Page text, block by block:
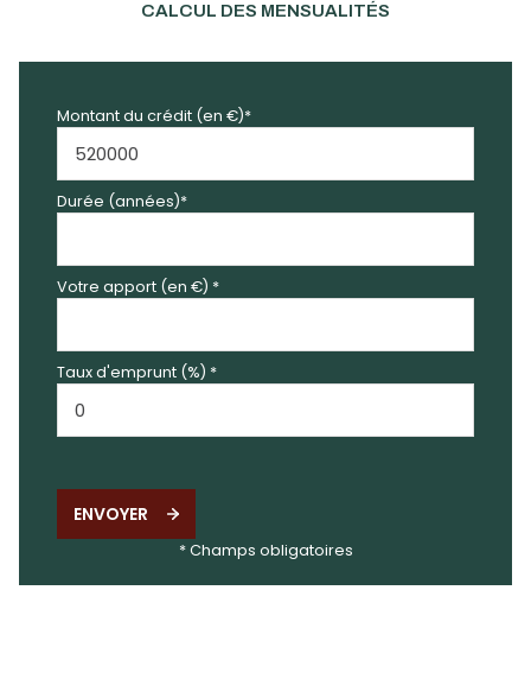
CALCUL DES MENSUALITÉS
Montant du crédit (en €)*
Durée (années)*
Votre apport (en €) *
Taux d'emprunt (%) *
ENVOYER
* Champs obligatoires